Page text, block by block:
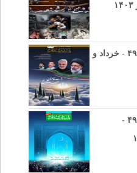
شماره ۴۹۱-۴۹۲ - خرداد و
شماره ۴۸۹-۴۹۰ -